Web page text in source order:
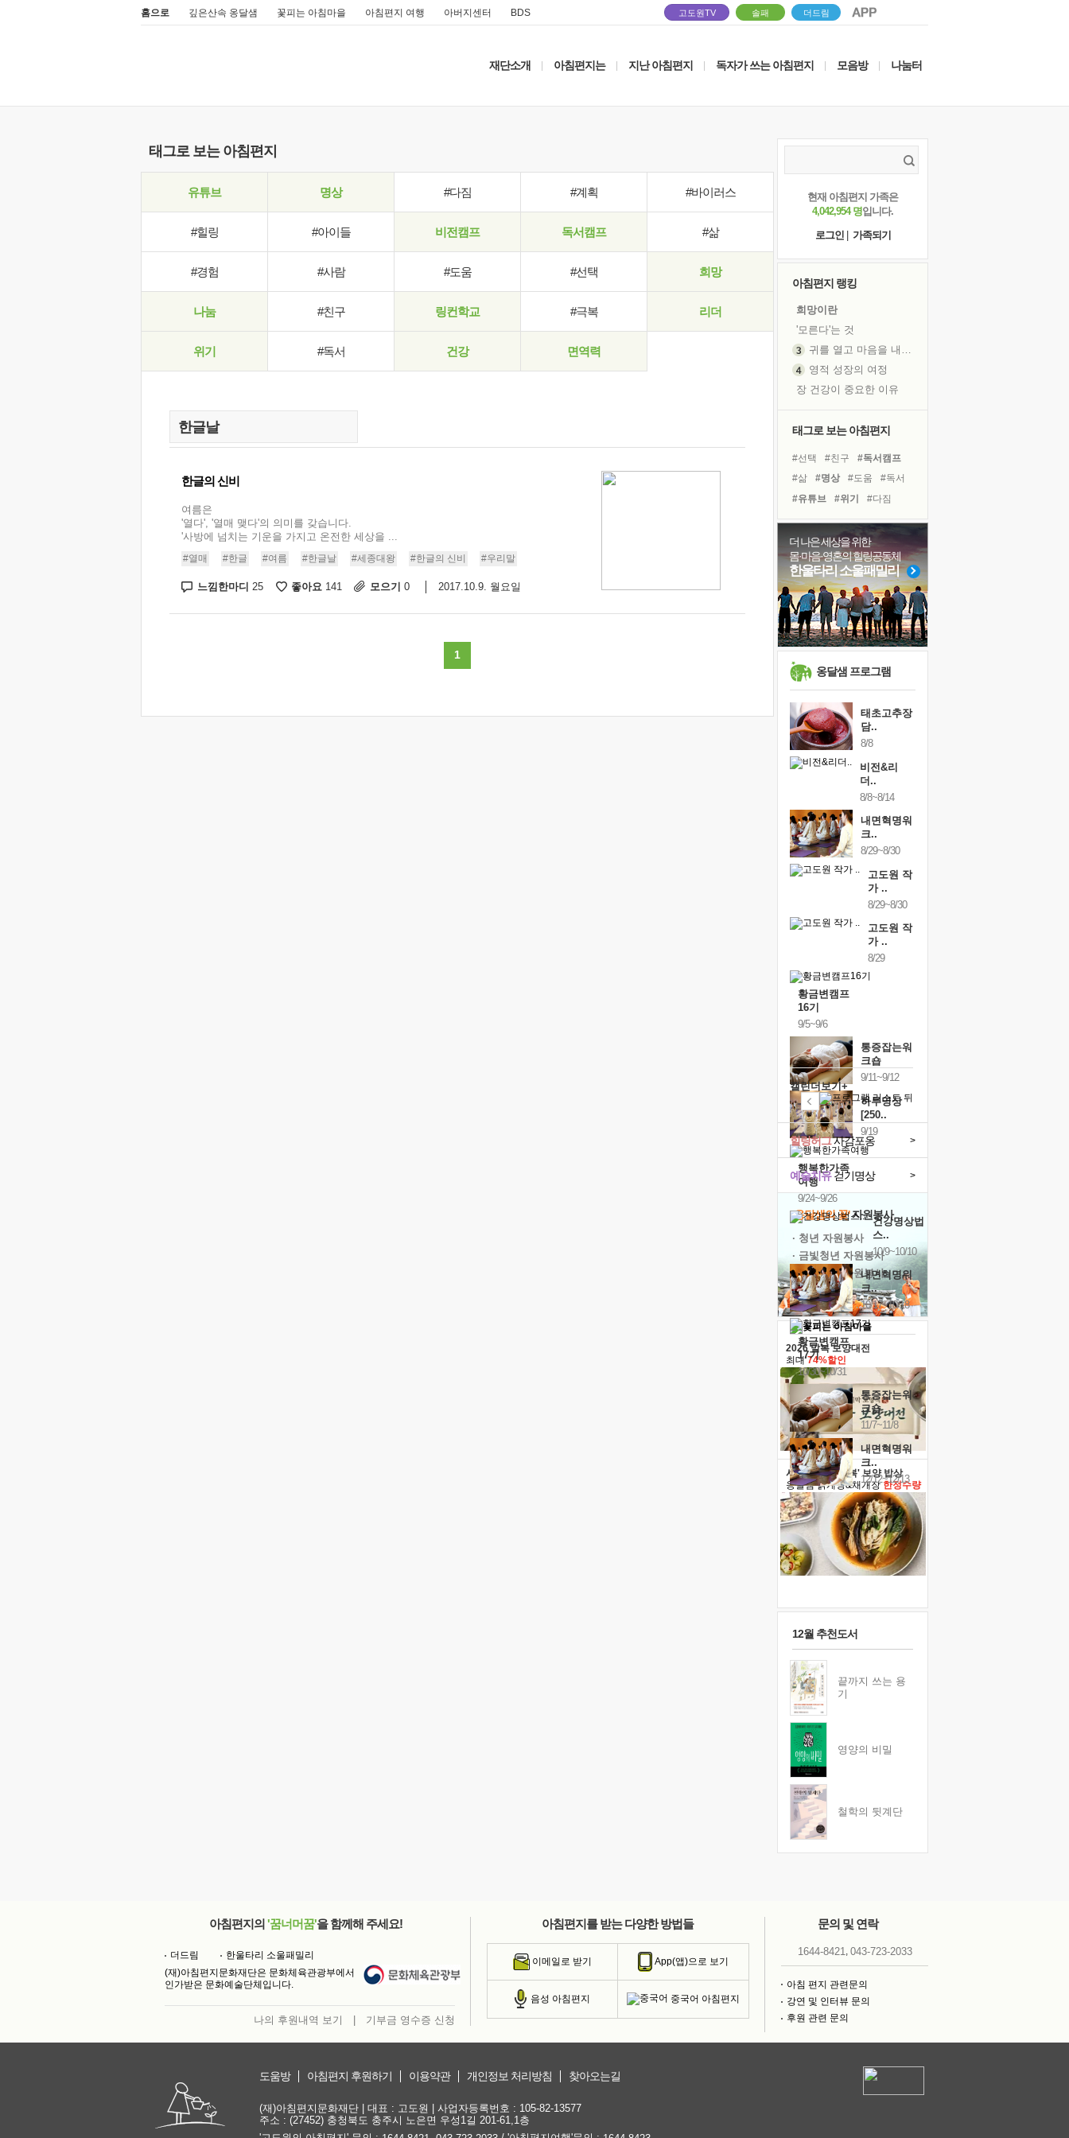
홈으로 깊은산속 옹달샘 꽃피는 아침마을 아침편지 여행 아버지센터 BDS 고도원TV 솔패 더드림
재단소개 아침편지는 지난 아침편지 독자가 쓰는 아침편지 모음방 나눔터
태그로 보는 아침편지
유튜브 명상 #다짐 #계획 #바이러스
#힐링 #아이들 비전캠프 독서캠프 #삶
#경험 #사람 #도움 #선택 희망
나눔 #친구 링컨학교 #극복 리더
위기 #독서 건강 면역력
한글의 신비
여름은
'열다', '열매 맺다'의 의미를 갖습니다.
'사방에 넘치는 기운을 가지고 온전한 세상을 ...
#열매 #한글 #여름 #한글날 #세종대왕 #한글의 신비 #우리말
느낌한마디 25 좋아요 141 모으기 0 2017.10.9. 월요일
1
현재 아침편지 가족은
4,042,954 명입니다.
로그인
가족되기
아침편지 랭킹
희망이란
'모른다'는 것
귀를 열고 마음을 내어주고
영적 성장의 여정
장 건강이 중요한 이유
흙이 된 몸으로 출근하는 여자
꿈이 실제가 되는 것
'말 타는 법'을 먼저
아픈 아버지를 위한 공간 설계
졸업식 사진을 보며
극심한 변비, 어깨결림, 수면 장애
보고 싶은 어머니
마음이 멈춰 버린 곳
못된 꼰대들
태그로 보는 아침편지
#선택 #친구
#독서캠프
#삶
#명상 #도움
#독서
#유튜브
#위기
#다짐
#비전캠프
#나눔
#힐링
#아이들
#계획
#희망
#리더
#바이러스
#건강
#면역력
#경험
더 나은 세상을 위한
몸·마음·영혼의 힐링공동체
한울타리 소울패밀리
옹달샘 프로그램
태초고추장
담..
8/8
비전&리
더..
8/8~8/14
내면혁명워
크..
8/29~8/30
고도원 작
가 ..
8/29~8/30
고도원 작
가 ..
8/29
황금변캠프
16기
9/5~9/6
통증잡는워
크숍
9/11~9/12
하루명상
[250..
9/19
행복한가족
여행
9/24~9/26
건강명상법
스..
10/9~10/10
내면혁명워
크..
10/17~10/18
황금변캠프
17기
10/30~10/31
통증잡는워
크숍
11/7~11/8
내면혁명워
크..
12/12~12/13
캘린더보기+
예술치유걷기명상 >
힐링허그사감포옹 >
'옹달샘의 꽃'자원봉사
· 청년 자원봉사
· 금빛청년 자원봉사
· 음식연구 자원봉사
2026 말복 보양대전
최대74%할인
사람살리는 '말복' 보양 밥상
옹달샘 닭개장&채개장한정수량
12월 추천도서
끝까지 쓰는 용
기
영양의 비밀
철학의 뒷계단
아침편지의 '꿈너머꿈'을 함께해 주세요!
더드림
한울타리 소울패밀리
(재)아침편지문화재단은 문화체육관광부에서
인가받은 문화예술단체입니다.
나의 후원내역 보기 기부금 영수증 신청
아침편지를 받는 다양한 방법들
이메일로 받기 App(앱)으로 보기
음성 아침편지 중국어 아침편지
문의 및 연락
1644-8421, 043-723-2033
아침 편지 관련문의
강연 및 인터뷰 문의
후원 관련 문의
도움방 아침편지 후원하기 이용약관 개인정보 처리방침 찾아오는길
(재)아침편지문화재단 | 대표 : 고도원 | 사업자등록번호 : 105-82-13577
주소 : (27452) 충청북도 충주시 노은면 우성1길 201-61,1층